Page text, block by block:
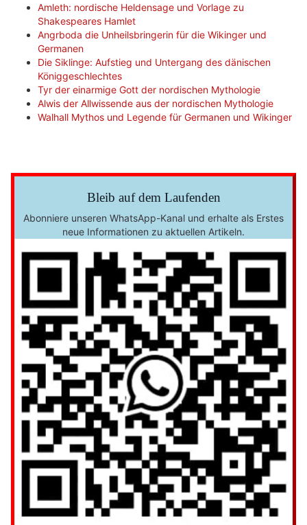
Amleth: nordische Heldensage und Vorlage zu
Shakespeares Hamlet
Angrboda die Unheilsbringerin für die Wikinger und
Germanen
Die Siklinge: Aufstieg und Untergang des dänischen
Königgeschlechtes
Tyr der einarmige Gott der nordischen Mythologie
Alwis der Allwissende aus der nordischen Mythologie
Walhall Mythos und Legende für Germanen und Wikinger
Bleib auf dem Laufenden
Abonniere unseren WhatsApp-Kanal und erhalte als Erstes
neue Informationen zu aktuellen Artikeln.